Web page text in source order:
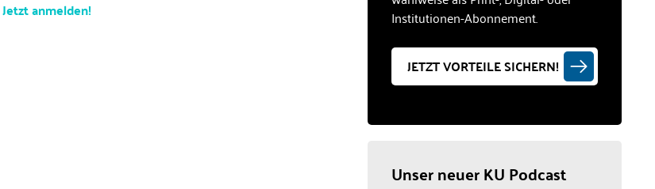
Jetzt anmelden!
Institutionen-Abonnement.
JETZT VORTEILE SICHERN!
Unser neuer KU Podcast